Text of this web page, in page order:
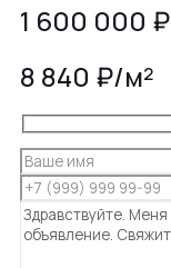
1 600 000 ₽
8 840 ₽/м²